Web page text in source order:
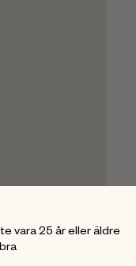
vara 25 år eller äldre